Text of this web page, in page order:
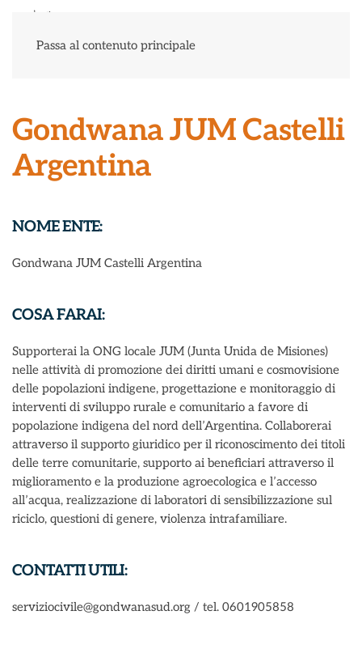
Passa al contenuto principale
Gondwana JUM Castelli
Argentina
NOME ENTE:
Gondwana JUM Castelli Argentina
COSA FARAI:
Supporterai la ONG locale JUM (Junta Unida de Misiones)
nelle attività di promozione dei diritti umani e cosmovisione
delle popolazioni indigene, progettazione e monitoraggio di
interventi di sviluppo rurale e comunitario a favore di
popolazione indigena del nord dell’Argentina. Collaborerai
attraverso il supporto giuridico per il riconoscimento dei titoli
delle terre comunitarie, supporto ai beneficiari attraverso il
miglioramento e la produzione agroecologica e l’accesso
all’acqua, realizzazione di laboratori di sensibilizzazione sul
riciclo, questioni di genere, violenza intrafamiliare.
CONTATTI UTILI:
serviziocivile@gondwanasud.org / tel. 0601905858